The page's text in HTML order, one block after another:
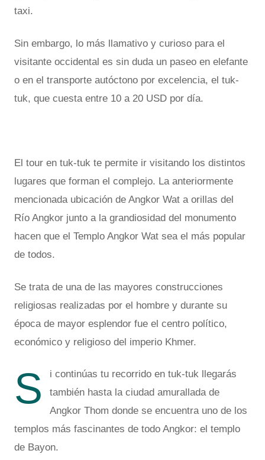
taxi.
Sin embargo, lo más llamativo y curioso para el
visitante occidental es sin duda un paseo en elefante
o en el transporte autóctono por excelencia, el tuk-
tuk, que cuesta entre 10 a 20 USD por día.
El tour en tuk-tuk te permite ir visitando los distintos
lugares que forman el complejo. La anteriormente
mencionada ubicación de Angkor Wat a orillas del
Río Angkor junto a la grandiosidad del monumento
hacen que el Templo Angkor Wat sea el más popular
de todos.
Se trata de una de las mayores construcciones
religiosas realizadas por el hombre y durante su
época de mayor esplendor fue el centro político,
económico y religioso del imperio Khmer.
S
i continúas tu recorrido en tuk-tuk llegarás
también hasta la ciudad amurallada de
Angkor Thom donde se encuentra uno de los
templos más fascinantes de todo Angkor: el templo
de Bayon.